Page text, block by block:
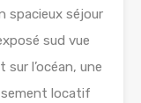
spacieux séjour
sud vue
l’océan, une
locatif